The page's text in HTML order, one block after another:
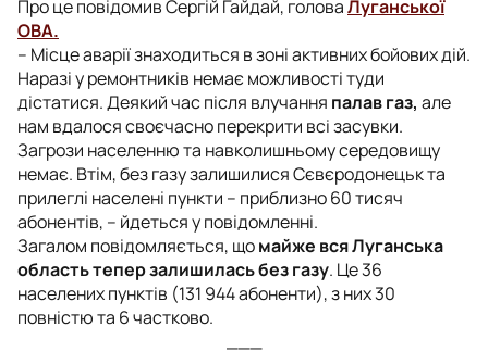
Про це повідомив Сергій Гайдай, головаЛуганської
ОВА.
– Місце аварії знаходиться в зоні активних бойових дій.
Наразі у ремонтників немає можливості туди
дістатися. Деякий час після влучання палав газ, але
нам вдалося своєчасно перекрити всі засувки.
Загрози населенню та навколишньому середовищу
немає. Втім, без газу залишилися Сєвєродонецьк та
прилеглі населені пункти – приблизно 60 тисяч
абонентів, – йдеться у повідомленні.
Загалом повідомляється, щомайже вся Луганська
область тепер залишилась без газу. Це 36
населених пунктів (131 944 абоненти), з них 30
повністю та 6 частково.